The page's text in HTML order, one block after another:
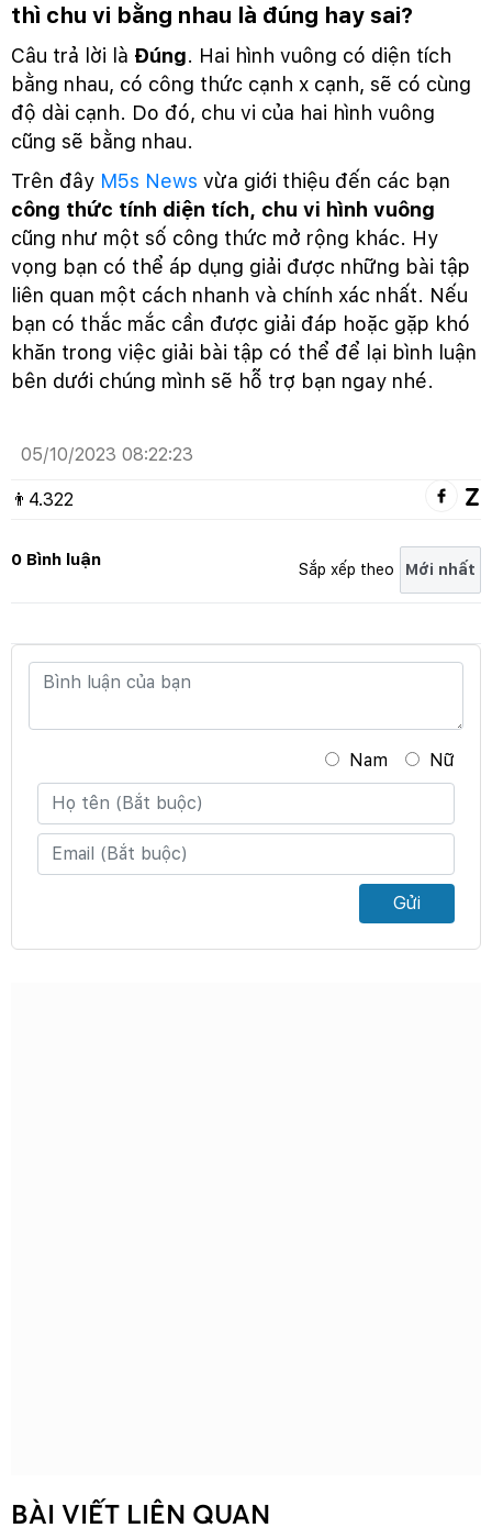
thì chu vi bằng nhau là đúng hay sai?
Câu trả lời là Đúng. Hai hình vuông có diện tích
bằng nhau, có công thức cạnh x cạnh, sẽ có cùng
độ dài cạnh. Do đó, chu vi của hai hình vuông
cũng sẽ bằng nhau.
Trên đây M5s News vừa giới thiệu đến các bạn
công thức tính diện tích, chu vi hình vuông
cũng như một số công thức mở rộng khác. Hy
vọng bạn có thể áp dụng giải được những bài tập
liên quan một cách nhanh và chính xác nhất. Nếu
bạn có thắc mắc cần được giải đáp hoặc gặp khó
khăn trong việc giải bài tập có thể để lại bình luận
bên dưới chúng mình sẽ hỗ trợ bạn ngay nhé.
05/10/2023 08:22:23
👨 4.322
0 Bình luận Sắp xếp theo
Nam Nữ
Gửi
BÀI VIẾT LIÊN QUAN